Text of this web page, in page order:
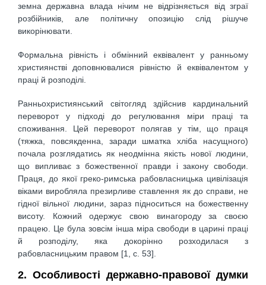
земна державна влада нічим не відрізняється від зграї
розбійників, але політичну опозицію слід рішуче
викорінювати.
Формальна рівність і обмінний еквівалент у ранньому
християнстві доповнювалися рівністю й еквівалентом у
праці й розподілі.
Ранньохристиянський світогляд здійснив кардинальний
переворот у підході до регулювання міри праці та
споживання. Цей переворот полягав у тім, що праця
(тяжка, повсякденна, заради шматка хліба насущного)
почала розглядатись як неодмінна якість нової людини,
що випливає з божественної правди і закону свободи.
Праця, до якої греко-римська рабовласницька цивілізація
віками виробляла презирливе ставлення як до справи, не
гідної вільної людини, зараз підноситься на божественну
висоту. Кожний одержує свою винагороду за своєю
працею. Це була зовсім інша міра свободи в царині праці
й розподілу, яка докорінно розходилася з
рабовласницьким правом [1, c. 53].
2. Особливості державно-правової думки